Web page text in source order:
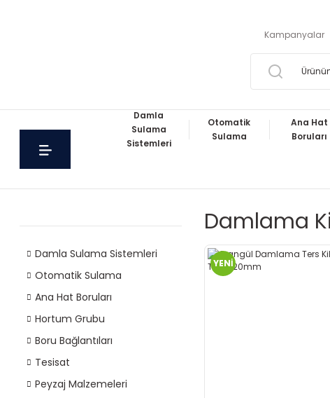
Kampanyalar
Damla
Sulama
Sistemleri
Otomatik
Sulama
Ana Hat
Boruları
Damla Sulama Sistemleri
Otomatik Sulama
Ana Hat Boruları
Hortum Grubu
Boru Bağlantıları
Tesisat
Peyzaj Malzemeleri
Damlama
YENİ